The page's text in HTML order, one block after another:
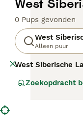
West
0 Pups gevonden
West
Alleen puur
West Siberische
opsporen en
hechte band met
Zoekopdracht